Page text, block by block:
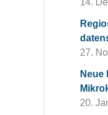
14.
27.
Neue
20.